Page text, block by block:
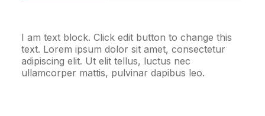
I am text block. Click edit button to change this
text. Lorem ipsum dolor sit amet, consectetur
adipiscing elit. Ut elit tellus, luctus nec
ullamcorper mattis, pulvinar dapibus leo.